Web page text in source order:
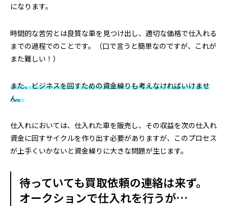
になります。
時間的な苦労とは良質な車を見つけ出し、適切な価格で仕入れる
までの過程でのことです。（口で言うと簡単なのですが、これが
また難しい！）
また、ビジネスを回すための資金繰りも考えなければいけませ
ん。
仕入れにおいては、仕入れた車を販売し、その収益を次の仕入れ
資金に回すサイクルを作り出す必要がありますが、このプロセス
が上手くいかないと資金繰りに大きな問題が生じます。
待っていても買取依頼の連絡は来ず。
オークションで仕入れを行うが…